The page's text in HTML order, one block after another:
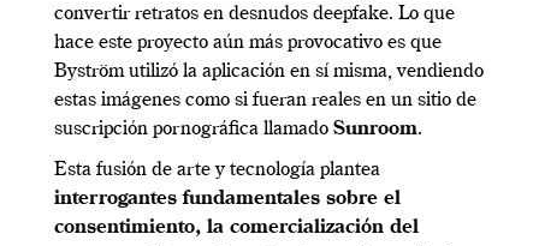
convertir retratos en desnudos deepfake. Lo que
hace este proyecto aún más provocativo es que
Byström utilizó la aplicación en sí misma, vendiendo
estas imágenes como si fueran reales en un sitio de
suscripción pornográfica llamado Sunroom.
Esta fusión de arte y tecnología plantea
interrogantes fundamentales sobre el
consentimiento, la comercialización del